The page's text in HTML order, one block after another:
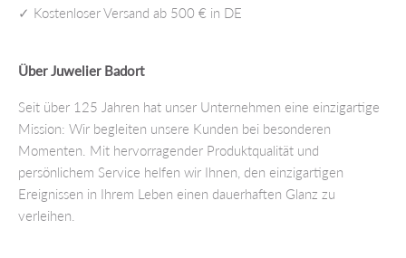
✓ Kostenloser Versand ab 500 € in DE
Über Juwelier Badort
Seit über 125 Jahren hat unser Unternehmen eine einzigartige
Mission: Wir begleiten unsere Kunden bei besonderen
Momenten. Mit hervorragender Produktqualität und
persönlichem Service helfen wir Ihnen, den einzigartigen
Ereignissen in Ihrem Leben einen dauerhaften Glanz zu
verleihen.